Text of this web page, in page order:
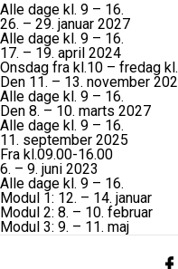
Alle dage kl. 9 – 16.
26. – 29. januar 2027
Alle dage kl. 9 – 16.
17. – 19. april 2024
Onsdag fra kl.10 – fredag
Den 11. – 13. november
Alle dage kl. 9 – 16.
Den 8. – 10. marts 2027
Alle dage kl. 9 – 16.
11. september 2025
Fra kl.09.00-16.00
6. – 9. juni 2023
Alle dage kl. 9 – 16.
Modul 1: 12. – 14. januar
Modul 2: 8. – 10. februar
Modul 3: 9. – 11. maj